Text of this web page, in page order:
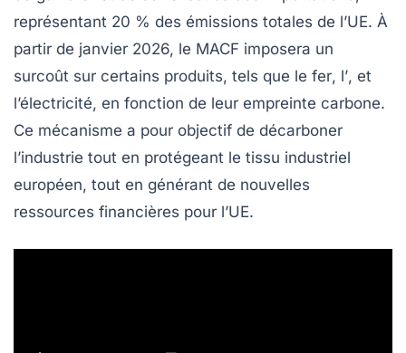
représentant 20 % des émissions totales de l’UE. À
partir de janvier 2026, le MACF imposera un
surcoût sur certains produits, tels que le fer, l’, et
l’électricité, en fonction de leur empreinte carbone.
Ce mécanisme a pour objectif de décarboner
l’industrie tout en protégeant le tissu industriel
européen, tout en générant de nouvelles
ressources financières pour l’UE.